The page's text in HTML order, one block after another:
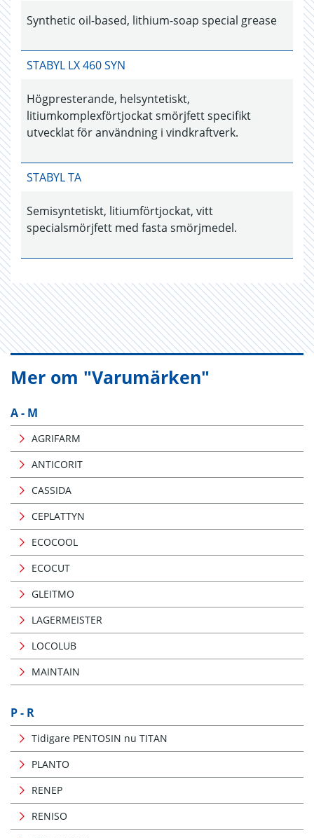
Synthetic oil-based, lithium-soap special grease
STABYL LX 460 SYN
Högpresterande, helsyntetiskt,
litiumkomplexförtjockat smörjfett specifikt
utvecklat för användning i vindkraftverk.
STABYL TA
Semisyntetiskt, litiumförtjockat, vitt
specialsmörjfett med fasta smörjmedel.
Mer om "Varumärken"
A - M
AGRIFARM
ANTICORIT
CASSIDA
CEPLATTYN
ECOCOOL
ECOCUT
GLEITMO
LAGERMEISTER
LOCOLUB
MAINTAIN
P - R
Tidigare PENTOSIN nu TITAN
PLANTO
RENEP
RENISO